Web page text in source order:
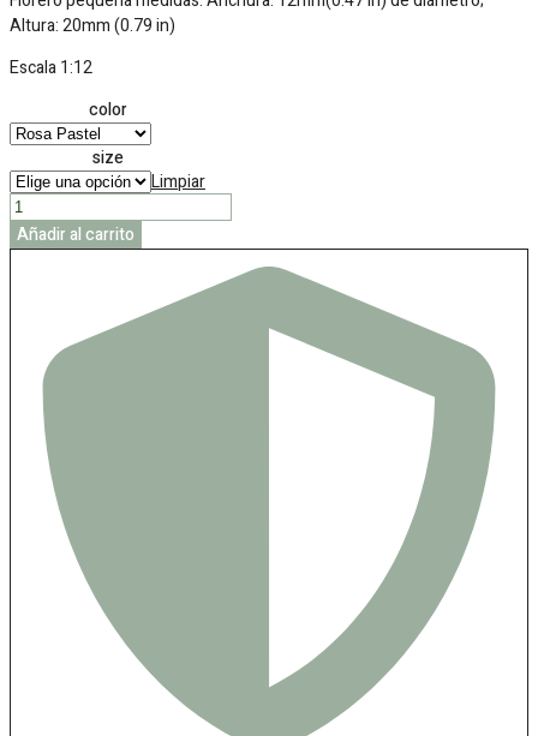
Altura: 20mm (0.79 in)
Escala 1:12
color
size
Limpiar
Floreros
en
miniatura
Añadir al carrito